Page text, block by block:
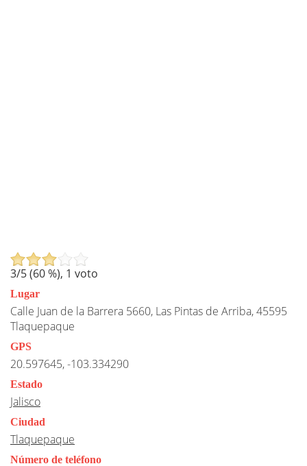
3/5 (60%), 1 voto
Lugar
Calle Juan de la Barrera 5660, Las Pintas de Arriba, 45595
Tlaquepaque
GPS
20.597645, -103.334290
Estado
Jalisco
Ciudad
Tlaquepaque
Número de teléfono